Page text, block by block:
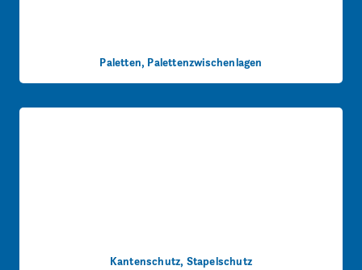
Paletten, Palettenzwischenlagen
Kantenschutz, Stapelschutz